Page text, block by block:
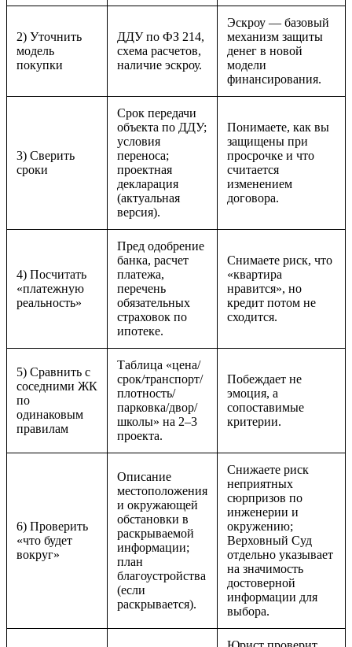
2) Уточнить
модель
покупки
ДДУ по ФЗ 214,
схема расчетов,
наличие эскроу.
Эскроу — базовый
механизм защиты
денег в новой
модели
финансирования.
3) Сверить
сроки
Срок передачи
объекта по ДДУ;
условия
переноса;
проектная
декларация
(актуальная
версия).
Понимаете, как вы
защищены при
просрочке и что
считается
изменением
договора.
4) Посчитать
«платежную
реальность»
Пред одобрение
банка, расчет
платежа,
перечень
обязательных
страховок по
ипотеке.
Снимаете риск, что
«квартира
нравится», но
кредит потом не
сходится.
5) Сравнить с
соседними ЖК
по
одинаковым
правилам
Таблица «цена/
срок/транспорт/
плотность/
парковка/двор/
школы» на 2–3
проекта.
Побеждает не
эмоция, а
сопоставимые
критерии.
6) Проверить
«что будет
вокруг»
Описание
местоположения
и окружающей
обстановки в
раскрываемой
информации;
план
благоустройства
(если
раскрывается).
Снижаете риск
неприятных
сюрпризов по
инженерии и
окружению;
Верховный Суд
отдельно указывает
на значимость
достоверной
информации для
выбора.